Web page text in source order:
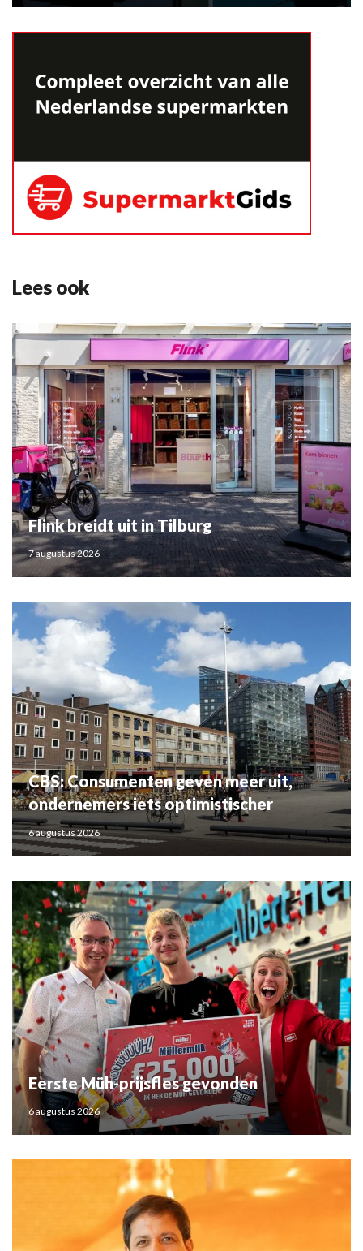
Lees ook
Flink breidt uit in Tilburg
7 augustus 2026
CBS: Consumenten geven meer uit,
ondernemers iets optimistischer
6 augustus 2026
Eerste Müh-prijsfles gevonden
6 augustus 2026